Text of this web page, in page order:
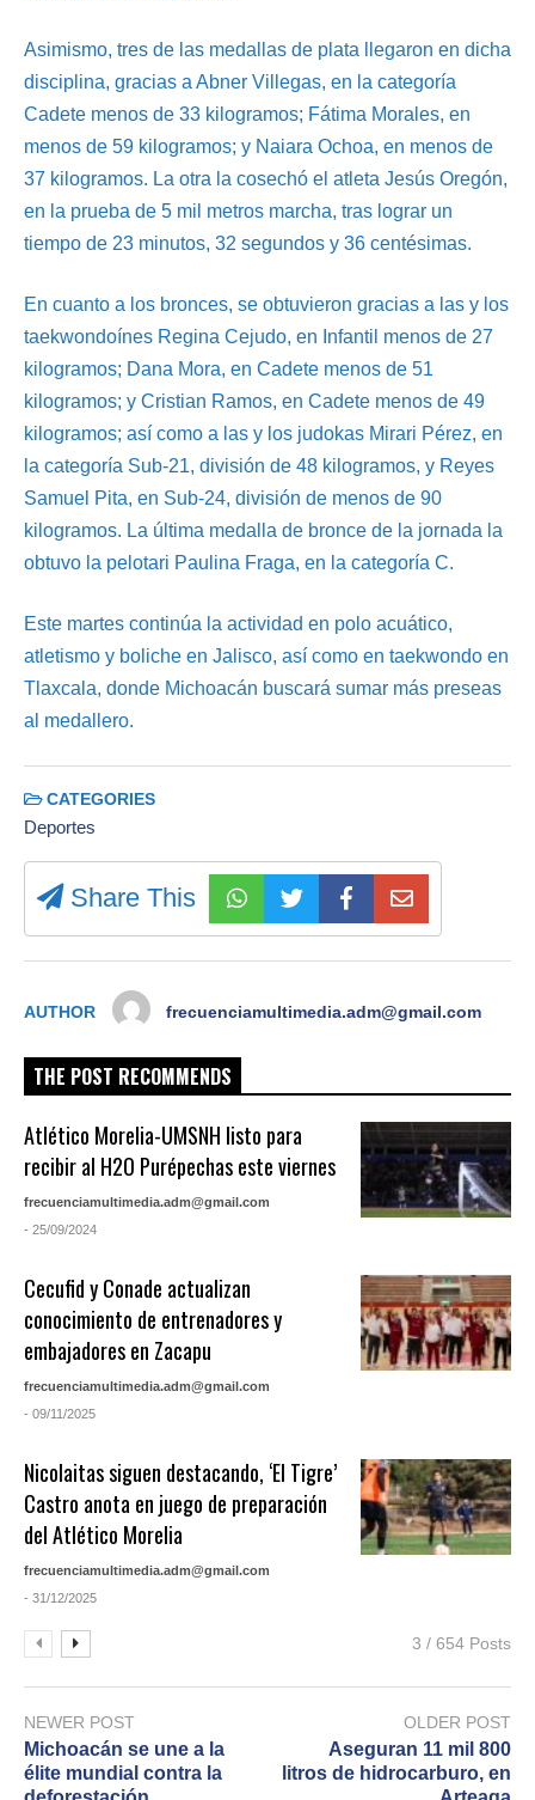
Asimismo, tres de las medallas de plata llegaron en dicha
disciplina, gracias a Abner Villegas, en la categoría
Cadete menos de 33 kilogramos; Fátima Morales, en
menos de 59 kilogramos; y Naiara Ochoa, en menos de
37 kilogramos. La otra la cosechó el atleta Jesús Oregón,
en la prueba de 5 mil metros marcha, tras lograr un
tiempo de 23 minutos, 32 segundos y 36 centésimas.
En cuanto a los bronces, se obtuvieron gracias a las y los
taekwondoínes Regina Cejudo, en Infantil menos de 27
kilogramos; Dana Mora, en Cadete menos de 51
kilogramos; y Cristian Ramos, en Cadete menos de 49
kilogramos; así como a las y los judokas Mirari Pérez, en
la categoría Sub-21, división de 48 kilogramos, y Reyes
Samuel Pita, en Sub-24, división de menos de 90
kilogramos. La última medalla de bronce de la jornada la
obtuvo la pelotari Paulina Fraga, en la categoría C.
Este martes continúa la actividad en polo acuático,
atletismo y boliche en Jalisco, así como en taekwondo en
Tlaxcala, donde Michoacán buscará sumar más preseas
al medallero.
CATEGORIES
Deportes
Share This
AUTHOR frecuenciamultimedia.adm@gmail.com
THE POST RECOMMENDS
Atlético Morelia-UMSNH listo para
recibir al H2O Purépechas este viernes
frecuenciamultimedia.adm@gmail.com
- 25/09/2024
Cecufid y Conade actualizan
conocimiento de entrenadores y
embajadores en Zacapu
frecuenciamultimedia.adm@gmail.com
- 09/11/2025
Nicolaitas siguen destacando, ‘El Tigre’
Castro anota en juego de preparación
del Atlético Morelia
frecuenciamultimedia.adm@gmail.com
- 31/12/2025
3 / 654 Posts
NEWER POST
Michoacán se une a la
élite mundial contra la
OLDER POST
Aseguran 11 mil 800
litros de hidrocarburo, en